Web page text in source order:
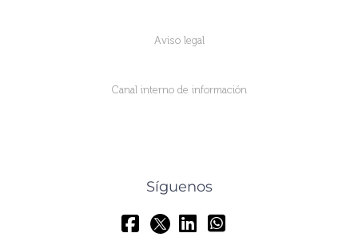
Aviso legal
Canal interno de información
Síguenos